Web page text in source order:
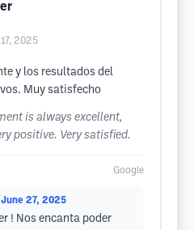
2025
y los resultados del
Muy satisfecho
is always excellent,
positive. Very satisfied.
Google
June 27, 2025
! Nos encanta poder